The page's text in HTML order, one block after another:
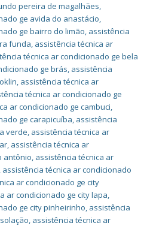
pereira de magalhães,
ge avida do anastácio,
ge bairro do limão, assistência
funda, assistência técnica ar
técnica ar condicionado ge bela
ge brás, assistência
, assistência técnica ar
técnica ar condicionado ge
ar condicionado ge cambuci,
ge carapicuíba, assistência
verde, assistência técnica ar
, assistência técnica ar
antônio, assistência técnica ar
, assistência técnica ar condicionado
ar condicionado ge city
ar condicionado ge city lapa,
ge city pinheirinho, assistência
, assistência técnica ar